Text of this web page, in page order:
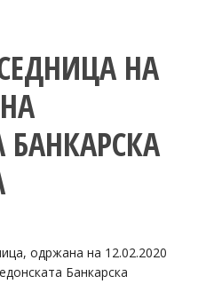
НА
одржана на 12.02.2020
Банкарска